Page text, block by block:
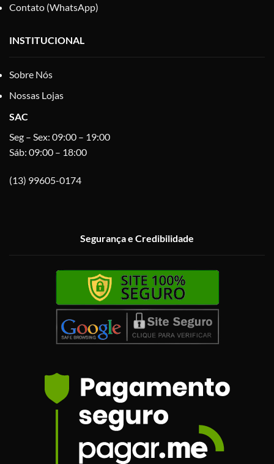
Contato (WhatsApp)
INSTITUCIONAL
Sobre Nós
Nossas Lojas
SAC
Seg – Sex: 09:00 – 19:00
Sáb: 09:00 – 18:00
(13) 99605-0174
Segurança e Credibilidade